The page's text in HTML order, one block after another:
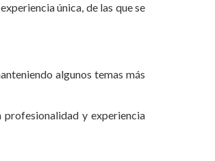
única, de las que se
algunos temas más
y experiencia